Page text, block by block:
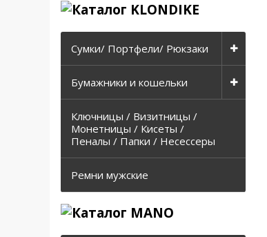
Сумки/ Портфели/ Рюкзаки
Бумажники и кошельки
Ключницы / Визитницы /
Монетницы / Кисеты /
Пеналы / Папки / Несессеры
Ремни мужские